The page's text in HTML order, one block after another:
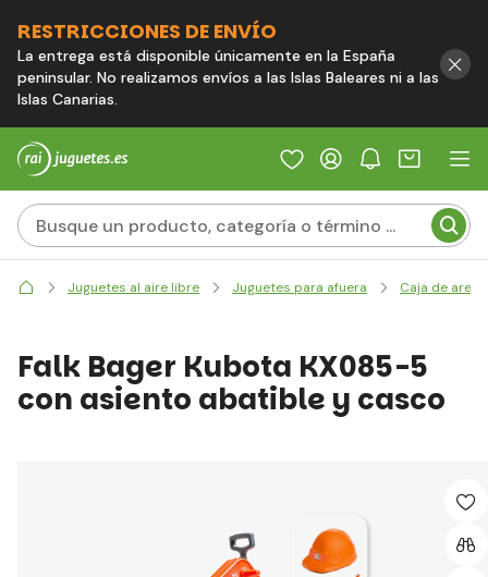
RESTRICCIONES DE ENVÍO
La entrega está disponible únicamente en la España
peninsular. No realizamos envíos a las Islas Baleares ni a las
Islas Canarias.
Juguetes al aire libre Juguetes para afuera Caja de arena
Falk Bager Kubota KX085-5
con asiento abatible y casco